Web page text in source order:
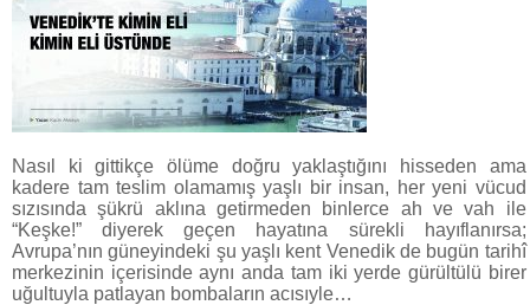
Nasıl ki gittikçe ölüme doğru yaklaştığını hisseden ama
kadere tam teslim olamamış yaşlı bir insan, her yeni vücud
sızısında şükrü aklına getirmeden binlerce ah ve vah ile
“Keşke!” diyerek geçen hayatına sürekli hayıflanırsa;
Avrupa’nın güneyindeki şu yaşlı kent Venedik de bugün tarihî
merkezinin içerisinde aynı anda tam iki yerde gürültülü birer
uğultuyla patlayan bombaların acısıyle…